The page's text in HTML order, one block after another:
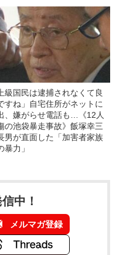
級国民は逮捕されなくて良
すね」自宅住所がネットに
、嫌がらせ電話も…《12人
の池袋暴走事故》飯塚幸三
男が直面した「加害者家族
暴力」
中！
メルマガ登録